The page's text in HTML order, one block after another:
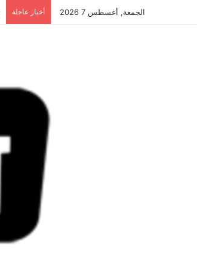
الجمعة, أغسطس 7 2026 أخبار عاجلة